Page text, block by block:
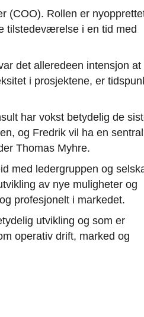
(COO). Rollen er
tilstedeværelse i en tid med
det alleredeen intensjon at
i prosjektene, er
har vokst betydelig de
og Fredrik vil ha en
Thomas Myhre.
med ledergruppen og
av nye muligheter og
profesjonelt i markedet.
utvikling og som er
operativ drift, marked og